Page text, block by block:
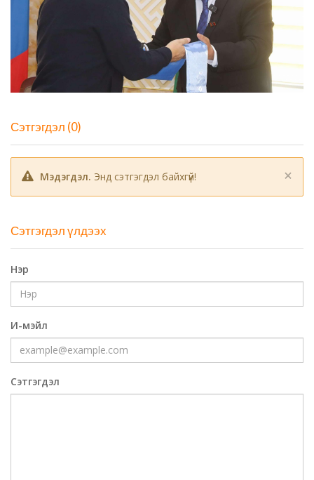
Сэтгэгдэл (0)
×
Мэдэгдэл. Энд сэтгэгдэл байхгүй!
Сэтгэгдэл үлдээх
Нэр
И-мэйл
Сэтгэгдэл